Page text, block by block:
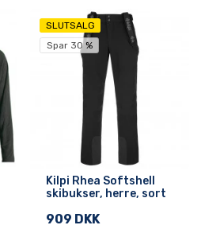
SLUTSALG
Spar 30 %
Kilpi Rhea Softshell
skibukser, herre, sort
909 DKK